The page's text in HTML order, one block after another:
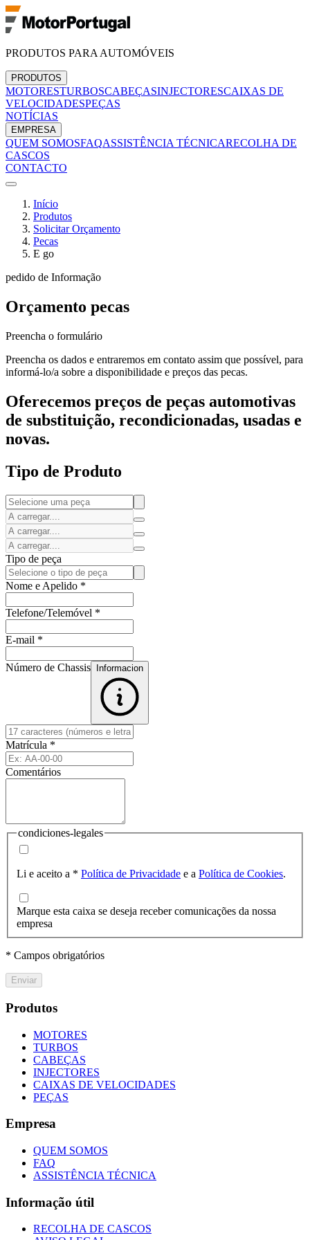
PRODUTOS PARA AUTOMÓVEIS
PRODUTOS
MOTORESTURBOSCABEÇASINJECTORESCAIXAS DE
VELOCIDADESPEÇAS
NOTÍCIAS
EMPRESA
QUEM SOMOSFAQASSISTÊNCIA TÉCNICARECOLHA DE
CASCOS
CONTACTO
Início
Produtos
Solicitar Orçamento
Pecas
E go
pedido de Informação
Orçamento pecas
Preencha o formulário
Preencha os dados e entraremos em contato assim que possível, para
informá-lo/a sobre a disponibilidade e preços das pecas.
Oferecemos preços de peças automotivas
de substituição, recondicionadas, usadas e
novas.
Tipo de Produto
Tipo de peça
Nome e Apelido *
Telefone/Telemóvel *
E-mail *
Número de Chassis Informacion
Matrícula *
Comentários
condiciones-legales
Li e aceito a * Política de Privacidade e a Política de Cookies.
Marque esta caixa se deseja receber comunicações da nossa
empresa
* Campos obrigatórios
Enviar
Produtos
MOTORES
TURBOS
CABEÇAS
INJECTORES
CAIXAS DE VELOCIDADES
PEÇAS
Empresa
QUEM SOMOS
FAQ
ASSISTÊNCIA TÉCNICA
Informação útil
RECOLHA DE CASCOS